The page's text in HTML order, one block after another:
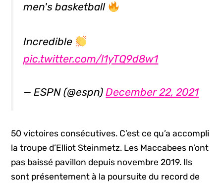
men's basketball
Incredible
pic.twitter.com/l1yTQ9d8w1
— ESPN (@espn)December 22, 2021
50 victoires consécutives. C’est ce qu’a accompli
la troupe d’Elliot Steinmetz. Les Maccabees n’ont
pas baissé pavillon depuis novembre 2019. Ils
sont présentement à la poursuite du record de